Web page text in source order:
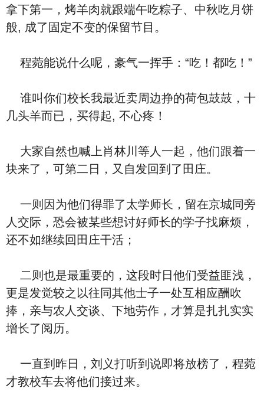
拿下第一，烤羊肉就跟端午吃粽子、中秋吃月饼
般, 成了固定不变的保留节目。
程菀能说什么呢，豪气一挥手：“吃！都吃！”
谁叫你们校长我最近卖周边挣的荷包鼓鼓，十
几头羊而已，买得起, 不心疼！
大家自然也喊上肖林川等人一起，他们跟着一
块来了，可第二日，又自发回到了田庄。
一则因为他们得罪了太学师长，留在京城同旁
人交际，恐会被某些想讨好师长的学子找麻烦，
还不如继续回田庄干活；
二则也是最重要的，这段时日他们受益匪浅，
更是发觉较之以往同其他士子一处互相应酬吹
捧，亲与农人交谈、下地劳作，才算是扎扎实实
增长了阅历。
一直到昨日，刘义打听到说即将放榜了，程菀
才教校车去将他们接过来。